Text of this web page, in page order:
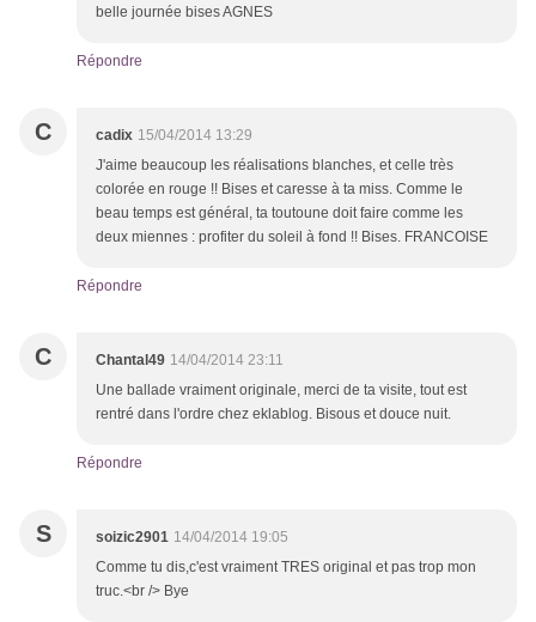
belle journée bises AGNES
Répondre
C cadix 15/04/2014 13:29
J'aime beaucoup les réalisations blanches, et celle très
colorée en rouge !! Bises et caresse à ta miss. Comme le
beau temps est général, ta toutoune doit faire comme les
deux miennes : profiter du soleil à fond !! Bises. FRANCOISE
Répondre
C Chantal49 14/04/2014 23:11
Une ballade vraiment originale, merci de ta visite, tout est
rentré dans l'ordre chez eklablog. Bisous et douce nuit.
Répondre
S soizic2901 14/04/2014 19:05
Comme tu dis,c'est vraiment TRES original et pas trop mon
truc.<br /> Bye